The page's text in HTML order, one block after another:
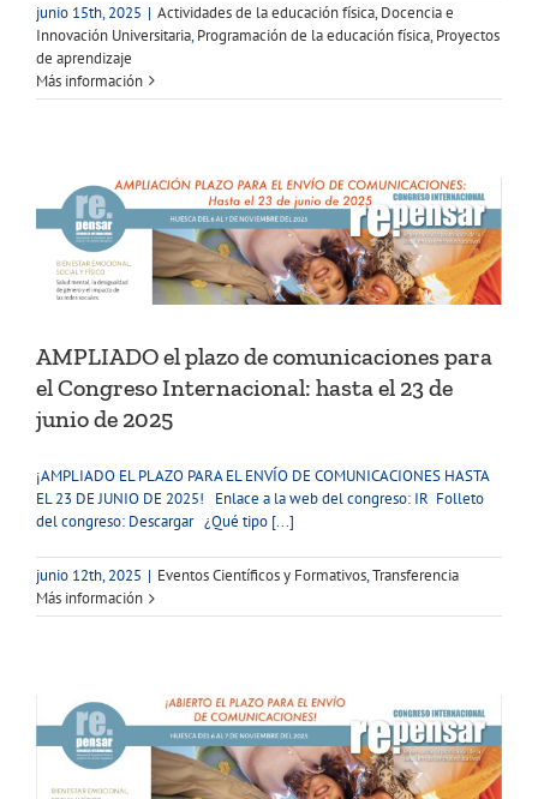
junio 15th, 2025 | Actividades de la educación física,Docencia e
Innovación Universitaria,Programación de la educación física,Proyectos
de aprendizaje
Más información
AMPLIADO el plazo de comunicaciones para
el Congreso Internacional: hasta el 23 de
junio de 2025
¡AMPLIADO EL PLAZO PARA EL ENVÍO DE COMUNICACIONES HASTA
EL 23 DE JUNIO DE 2025! Enlace a la web del congreso: IR Folleto
del congreso: Descargar ¿Qué tipo [...]
junio 12th, 2025 | Eventos Científicos y Formativos,Transferencia
Más información